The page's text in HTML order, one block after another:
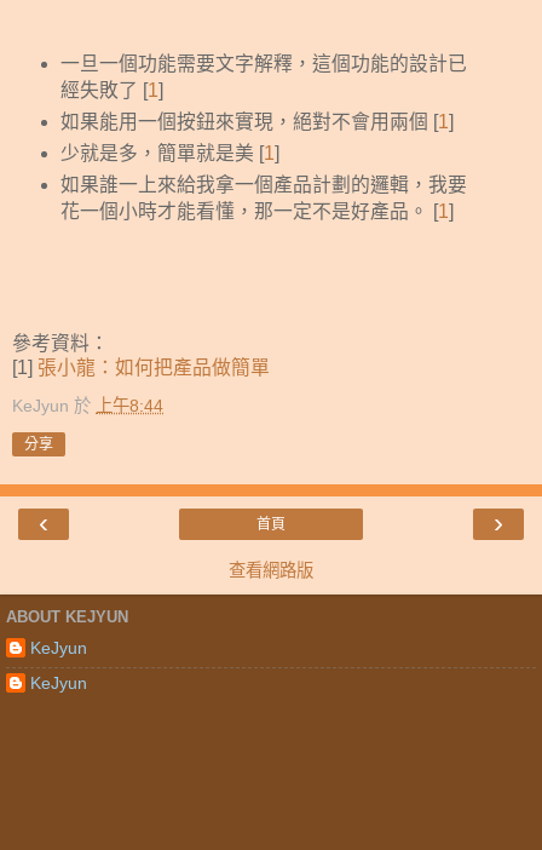
一旦一個功能需要文字解釋，這個功能的設計已
經失敗了 [1]
如果能用一個按鈕來實現，絕對不會用兩個 [1]
少就是多，簡單就是美 [1]
如果誰一上來給我拿一個產品計劃的邏輯，我要
花一個小時才能看懂，那一定不是好產品。 [1]
參考資料：
[1] 張小龍：如何把產品做簡單
KeJyun 於 上午8:44
分享
‹ ›
首頁
查看網路版
ABOUT KEJYUN
KeJyun
KeJyun